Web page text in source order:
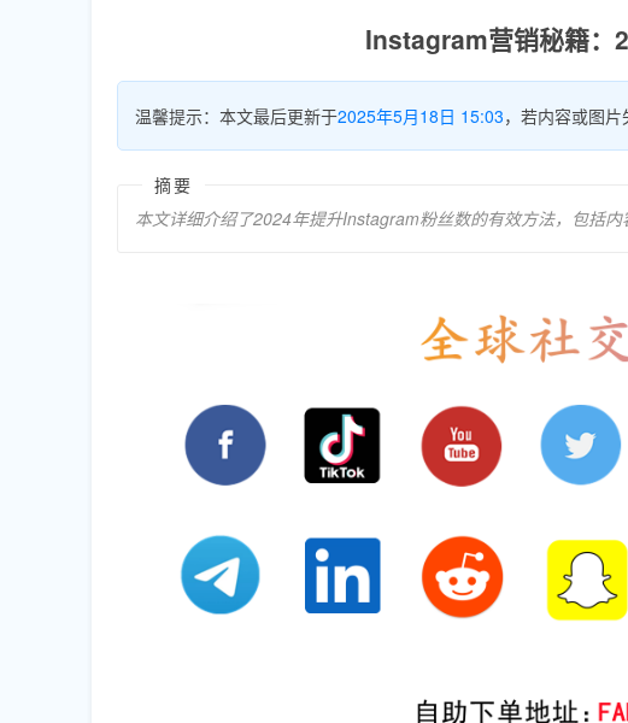
Instagram营销秘籍：
温馨提示：本文最后更新于2025年5月18日 15:03，若内容或图
摘要
本文详细介绍了2024年提升Instagram粉丝数的有效方法，包括